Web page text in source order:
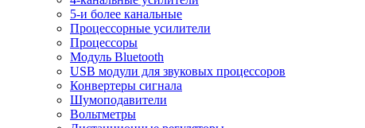
5-и более канальные
Процессорные усилители
Процессоры
Модуль Bluetooth
USB модули для звуковых процессоров
Конвертеры сигнала
Шумоподавители
Вольтметры